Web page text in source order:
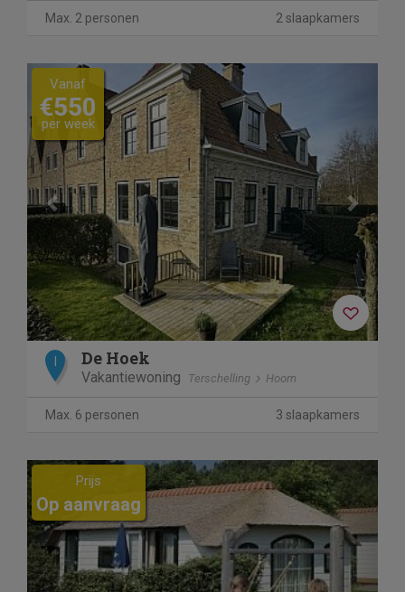
Max. 2 personen 2 slaapkamers
Previous
Vanaf
€550
per week
De Hoek
Vakantiewoning Terschelling Hoorn
Max. 6 personen 3 slaapkamers
Previous Next
Prijs
Op aanvraag